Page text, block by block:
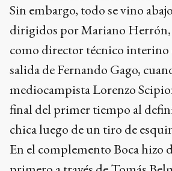
Sin embargo, todo se vino
dirigidos por Mariano Herrón,
como director técnico interino
salida de Fernando Gago,
mediocampista Lorenzo
final del primer tiempo al
chica luego de un tiro de
En el complemento Boca hizo